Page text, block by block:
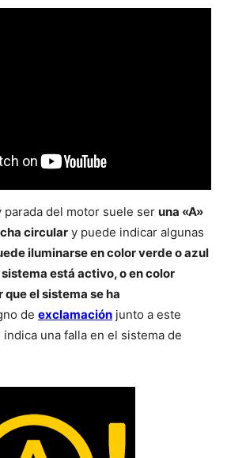
parada del motor suele ser una «A»
circular y puede indicar algunas
iluminarse en color verde o azul
está activo, o en color
el sistema se ha
de exclamación junto a este
una falla en el sistema de